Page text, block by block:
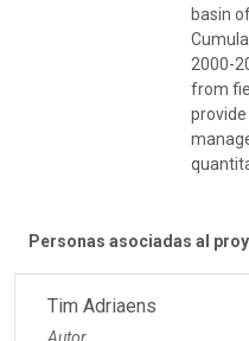
basin
2000-
from
Personas asociadas al
Tim Adriaens